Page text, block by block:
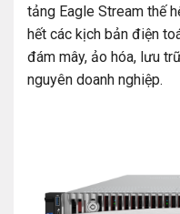
tảng Eagle Stream thế
hết các kịch bản điện
đám mây, ảo hóa, lưu
nguyên doanh nghiệp.